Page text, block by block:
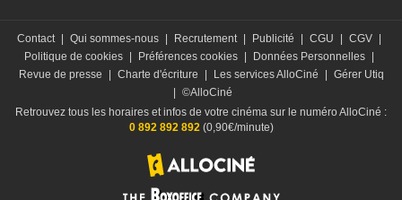
Contact Qui sommes-nous Recrutement Publicité CGU CGV
Politique de cookies
Préférences cookies Données Personnelles
Revue de presse
Charte d'écriture Les services AlloCiné
Gérer Utiq
©AlloCiné
Retrouvez tous les horaires et infos de votre cinéma sur le numéro AlloCiné :
0 892 892 892(0,90€/minute)